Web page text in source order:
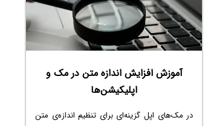
آموزش افزایش اندازه متن در مک و
اپلیکیشن‌ها
در مک‌های اپل گزینه‌ای برای تنظیم اندازه‌ی متن